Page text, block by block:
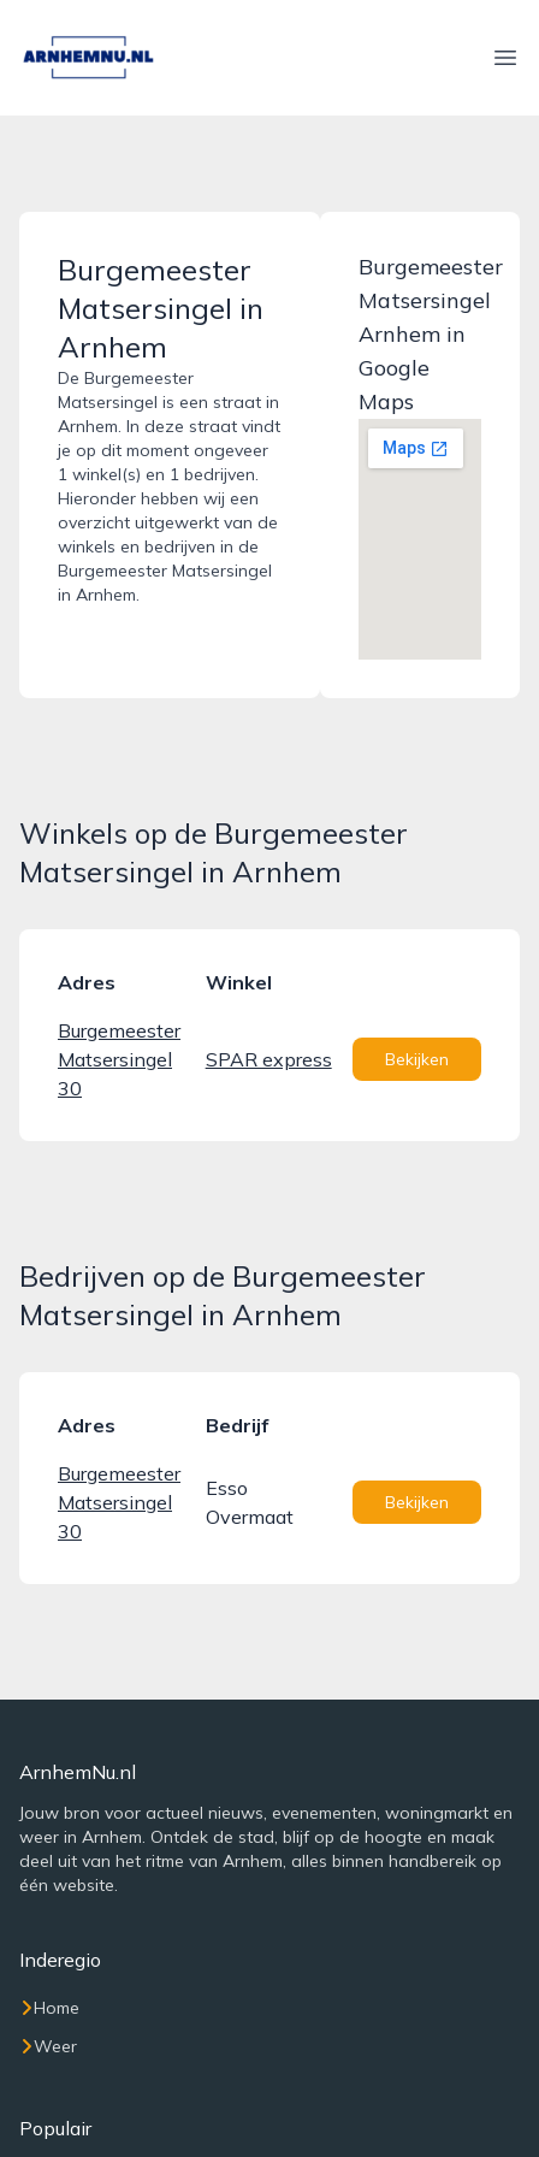
arnhemnu.nl
Burgemeester
Matsersingel in
Arnhem
De Burgemeester
Matsersingel is een straat in
Arnhem. In deze straat vindt
je op dit moment ongeveer
1 winkel(s) en 1 bedrijven.
Hieronder hebben wij een
overzicht uitgewerkt van de
winkels en bedrijven in de
Burgemeester Matsersingel
in Arnhem.
Burgemeester
Matsersingel
Arnhem in
Google
Maps
Winkels op de Burgemeester
Matsersingel in Arnhem
Adres
Winkel
Burgemeester
Matsersingel
30
SPAR express Bekijken
Bedrijven op de Burgemeester
Matsersingel in Arnhem
Adres
Bedrijf
Burgemeester
Matsersingel
30
Esso
Overmaat
Bekijken
ArnhemNu.nl
Jouw bron voor actueel nieuws, evenementen, woningmarkt en
weer in Arnhem. Ontdek de stad, blijf op de hoogte en maak
deel uit van het ritme van Arnhem, alles binnen handbereik op
één website.
Inderegio
Home
Weer
Populair